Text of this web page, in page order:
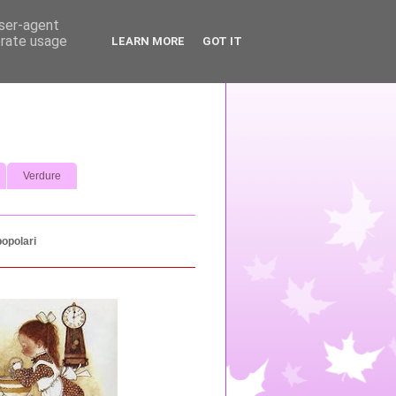
Verdure
agent
usage
LEARN MORE GOT IT